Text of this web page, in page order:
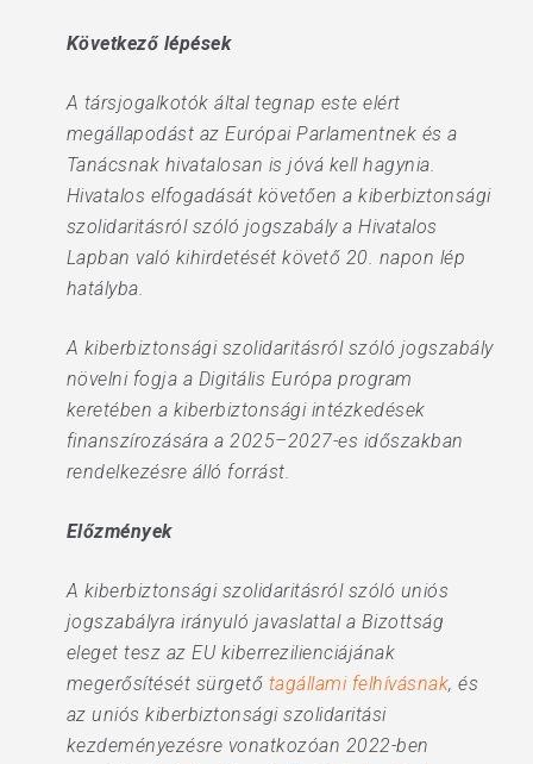
Következő lépések
A társjogalkotók által tegnap este elért
megállapodást az Európai Parlamentnek és a
Tanácsnak hivatalosan is jóvá kell hagynia.
Hivatalos elfogadását követően a kiberbiztonsági
szolidaritásról szóló jogszabály a Hivatalos
Lapban való kihirdetését követő 20. napon lép
hatályba.
A kiberbiztonsági szolidaritásról szóló jogszabály
növelni fogja a Digitális Európa program
keretében a kiberbiztonsági intézkedések
finanszírozására a 2025–2027-es időszakban
rendelkezésre álló forrást.
Előzmények
A kiberbiztonsági szolidaritásról szóló uniós
jogszabályra irányuló javaslattal a Bizottság
eleget tesz az EU kiberrezilienciájának
megerősítését sürgető tagállami felhívásnak, és
az uniós kiberbiztonsági szolidaritási
kezdeményezésre vonatkozóan 2022-ben